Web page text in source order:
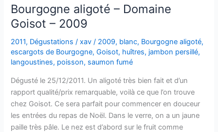
Bourgogne aligoté – Domaine
Goisot – 2009
2011, Dégustations /xav/ 2009, blanc, Bourgogne aligoté,
escargots de Bourgogne,Goisot, huîtres, jambon persillé,
langoustines, poisson, saumon fumé
Dégusté le 25/12/2011. Un aligoté très bien fait et d’un
rapport qualité/prix remarquable, voilà ce que l’on trouve
chez Goisot. Ce sera parfait pour commencer en douceur
les entrées du repas de Noël. Dans le verre, on a un jaune
paille très pâle. Le nez est d’abord sur le fruit comme